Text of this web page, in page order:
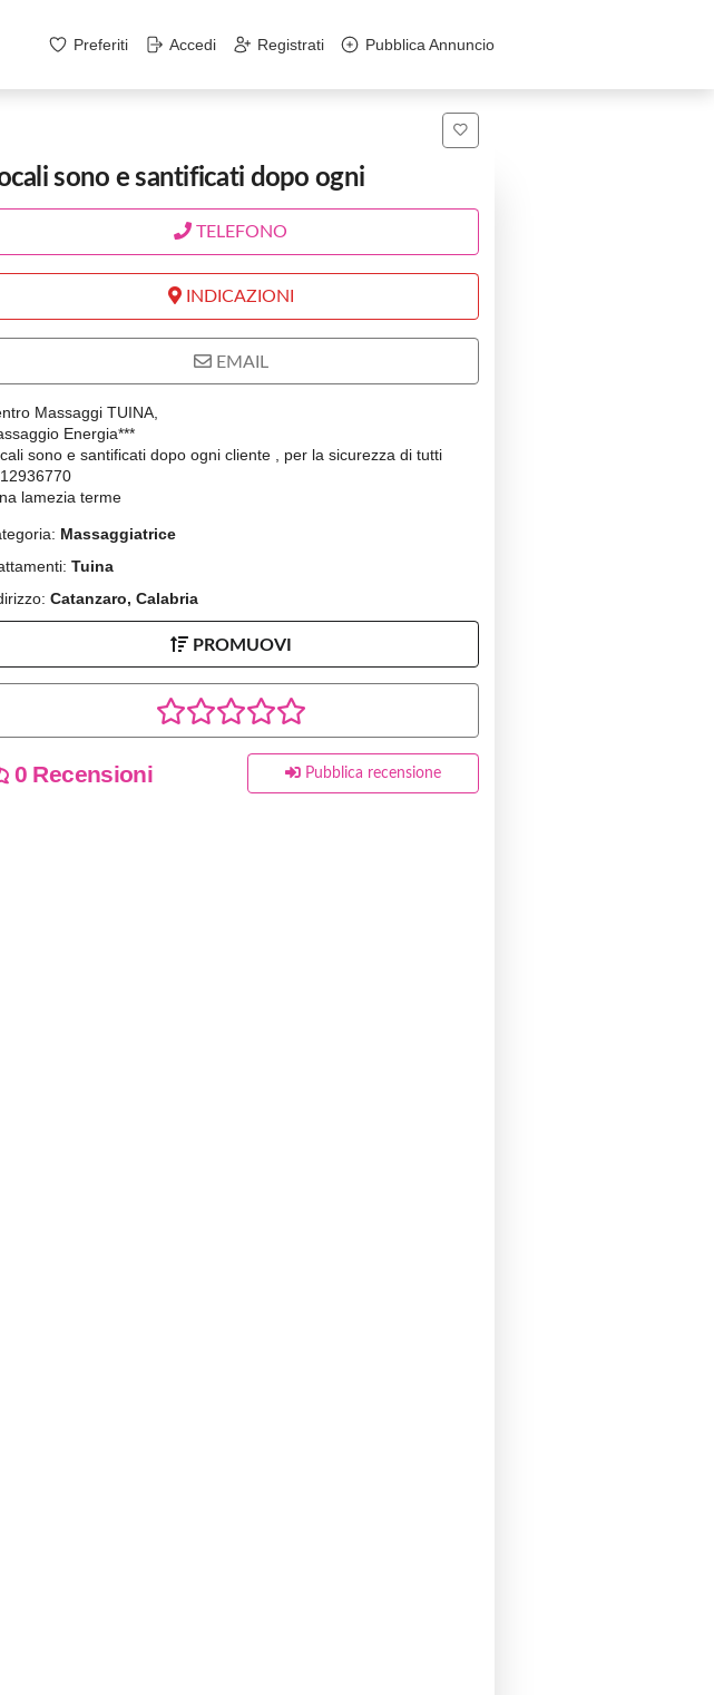
Preferiti Accedi Registrati Pubblica Annuncio
sono e santificati dopo ogni
TELEFONO
INDICAZIONI
EMAIL
Massaggi TUINA,
Energia***
sono e santificati dopo ogni cliente , per la sicurezza di tutti
lamezia terme
Massaggiatrice
Tuina
Catanzaro, Calabria
PROMUOVI
0 Recensioni Pubblica recensione